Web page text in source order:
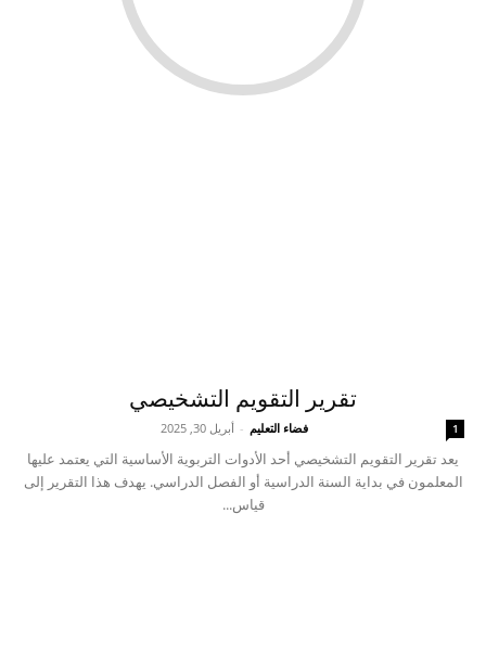
تقرير التقويم التشخيصي
فضاء التعليم - أبريل 30, 2025 1
يعد تقرير التقويم التشخيصي أحد الأدوات التربوية الأساسية التي يعتمد عليها
المعلمون في بداية السنة الدراسية أو الفصل الدراسي. يهدف هذا التقرير إلى
قياس...